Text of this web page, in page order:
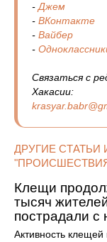
- Джем
- ВКонтакте
- Вайбер
-
Связаться с
Хакасии:
ДРУГИЕ СТАТЬИ
Клещи
тысяч
пострадали с
Активность